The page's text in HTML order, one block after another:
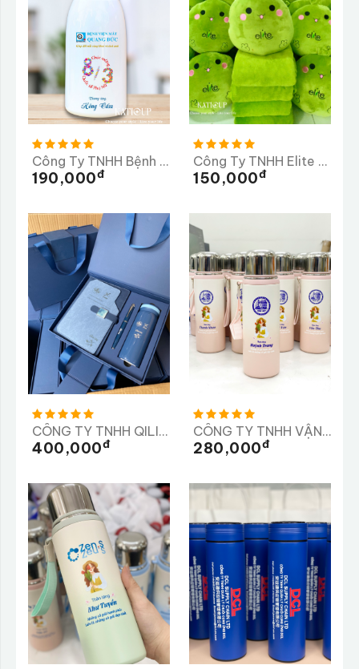
Công Ty TNHH Bệnh Viện Mắt Quang Đức
190,000Đ
Công Ty TNHH Elite Long Thành
150,000Đ
CÔNG TY TNHH QILII, CÔNG Y TNHH SX TM VÀ DV XYTASO
400,000Đ
CÔNG TY TNHH VẬN TẢI VÀ XÂY DỰNG TRÀ MY
280,000Đ